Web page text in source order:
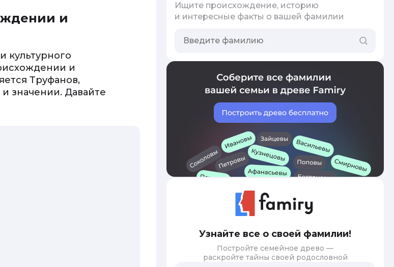
и
культурного
и
Труфанов,
значении. Давайте
Ищите происхождение, историю
и интересные факты о вашей фамилии
Узнайте все о своей фамилии!
Постройте семейное древо —
раскройте тайны своей родословной